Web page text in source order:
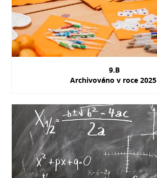
9.B
Archivováno v roce 2025